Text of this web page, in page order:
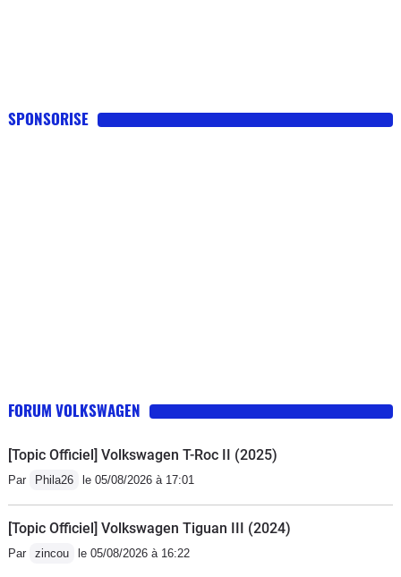
SPONSORISE
FORUM VOLKSWAGEN
[Topic Officiel] Volkswagen T-Roc II (2025)
Par Phila26 le 05/08/2026 à 17:01
[Topic Officiel] Volkswagen Tiguan III (2024)
Par zincou le 05/08/2026 à 16:22